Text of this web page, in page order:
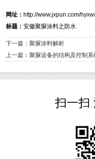
网址： http://www.jxpun.com/
标题： 安徽聚脲涂料之防水
下一篇：聚脲涂料解析
上一篇：聚脲设备的结构及控制系
扫一扫